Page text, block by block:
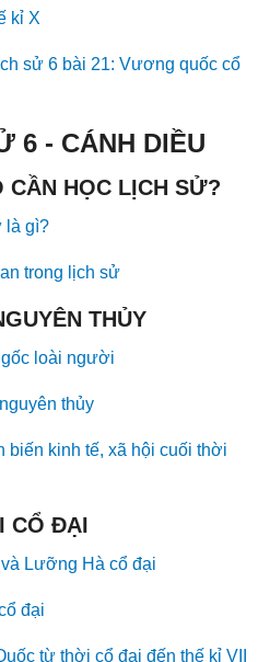
kỉ X
sử 6 bài 21: Vương quốc cổ
6 - CÁNH DIỀU
CẦN HỌC LỊCH SỬ?
là gì?
trong lịch sử
THỦY
loài người
thủy
biến kinh tế, xã hội cuối thời
CỔ ĐẠI
Lưỡng Hà cổ đại
đại
từ thời cổ đại đến thế kỉ VII